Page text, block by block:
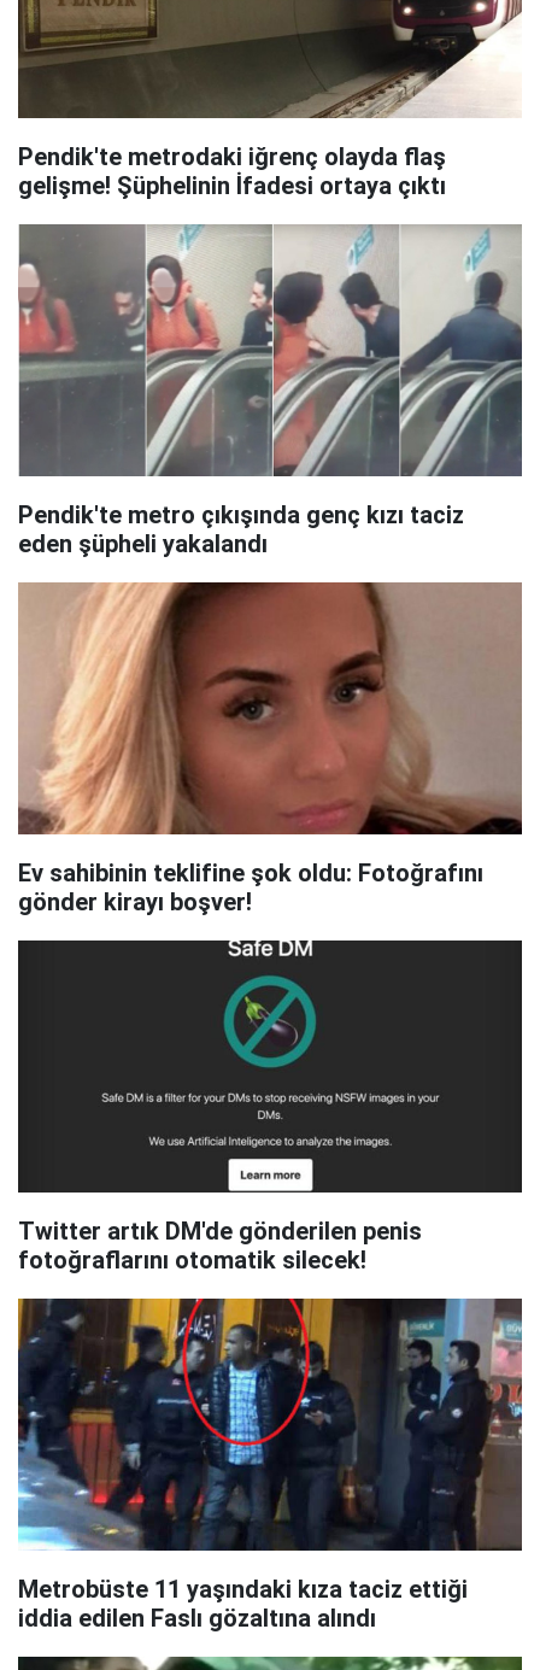
Pendik'te metrodaki iğrenç olayda flaş
gelişme! Şüphelinin İfadesi ortaya çıktı
Pendik'te metro çıkışında genç kızı taciz
eden şüpheli yakalandı
Ev sahibinin teklifine şok oldu: Fotoğrafını
gönder kirayı boşver!
Twitter artık DM'de gönderilen penis
fotoğraflarını otomatik silecek!
Metrobüste 11 yaşındaki kıza taciz ettiği
iddia edilen Faslı gözaltına alındı